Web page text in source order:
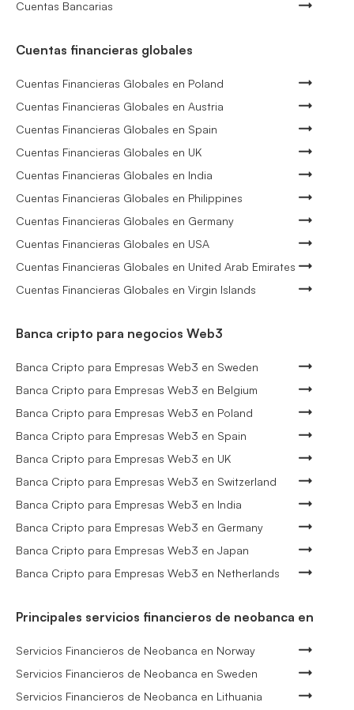
Cuentas Bancarias
Cuentas financieras globales
Cuentas Financieras Globales en Poland
Cuentas Financieras Globales en Austria
Cuentas Financieras Globales en Spain
Cuentas Financieras Globales en UK
Cuentas Financieras Globales en India
Cuentas Financieras Globales en Philippines
Cuentas Financieras Globales en Germany
Cuentas Financieras Globales en USA
Cuentas Financieras Globales en United Arab Emirates
Cuentas Financieras Globales en Virgin Islands
Banca cripto para negocios Web3
Banca Cripto para Empresas Web3 en Sweden
Banca Cripto para Empresas Web3 en Belgium
Banca Cripto para Empresas Web3 en Poland
Banca Cripto para Empresas Web3 en Spain
Banca Cripto para Empresas Web3 en UK
Banca Cripto para Empresas Web3 en Switzerland
Banca Cripto para Empresas Web3 en India
Banca Cripto para Empresas Web3 en Germany
Banca Cripto para Empresas Web3 en Japan
Banca Cripto para Empresas Web3 en Netherlands
Principales servicios financieros de neobanca en
Servicios Financieros de Neobanca en Norway
Servicios Financieros de Neobanca en Sweden
Servicios Financieros de Neobanca en Lithuania